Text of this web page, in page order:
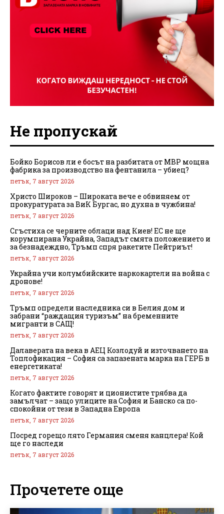
Не пропускай
Бойко Борисов ли е босът на разбитата от МВР мощна
фабрика за производство на фентанила – убиец?
петък, 7 август 2026
Христо Широков – Широката вече е обвиняем от
прокуратурата за ВиК Бургас, но духна в чужбина!
петък, 7 август 2026
Сгъстиха се черните облаци над Киев! ЕС не ще
корумпирана Украйна, Западът смята положението и
за безнадеждно, Тръмп спря ракетите Пейтриът!
петък, 7 август 2026
Украйна учи колумбийските наркокартели на война с
дронове!
петък, 7 август 2026
Тръмп определи наследника си в Белия дом и
забрани “раждащия туризъм” на бременните
мигранти в САЩ!
петък, 7 август 2026
Далаверата на века в АЕЦ Козлодуй и източването на
Топлофикация – София са запазената марка на ГЕРБ в
енергетиката!
петък, 7 август 2026
Когато фактите говорят и ционистите трябва да
замълчат – защо улиците на София и Банско са по-
спокойни от тези в Западна Европа
петък, 7 август 2026
Посред горещо лято Германия сменя канцлера! Кой
ще го наследи
петък, 7 август 2026
Прочетете още